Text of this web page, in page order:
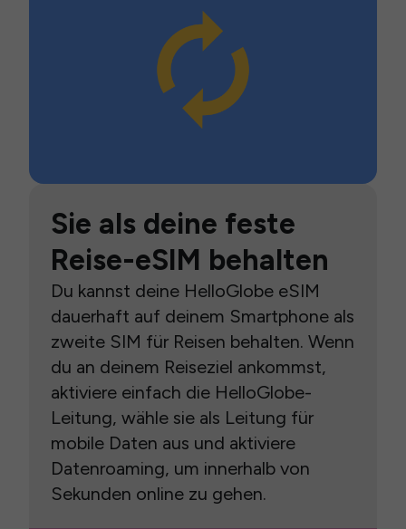
Sie als deine feste
Reise-eSIM behalten
Du kannst deine HelloGlobe eSIM
dauerhaft auf deinem Smartphone als
zweite SIM für Reisen behalten. Wenn
du an deinem Reiseziel ankommst,
aktiviere einfach die HelloGlobe-
Leitung, wähle sie als Leitung für
mobile Daten aus und aktiviere
Datenroaming, um innerhalb von
Sekunden online zu gehen.